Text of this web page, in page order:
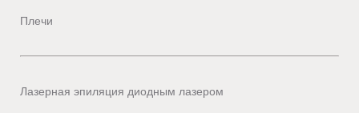
Плечи
Лазерная эпиляция диодным лазером